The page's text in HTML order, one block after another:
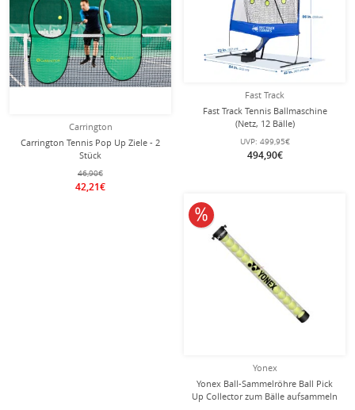
Carrington
Carrington Tennis Pop Up Ziele - 2
Stück
46,90€
42,21€
Fast Track
Fast Track Tennis Ballmaschine
(Netz, 12 Bälle)
UVP: 499,95€
494,90€
Yonex
Yonex Ball-Sammelröhre Ball Pick
Up Collector zum Bälle aufsammeln
10% reduziert